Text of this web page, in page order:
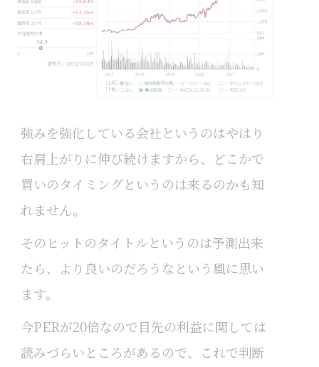
強みを強化している会社というのはやはり
右肩上がりに伸び続けますから、どこかで
買いのタイミングというのは来るのかも知
れません。
そのヒットのタイトルというのは予測出来
たら、より良いのだろうなという風に思い
ます。
今PERが20倍なので目先の利益に関しては
読みづらいところがあるので、これで判断